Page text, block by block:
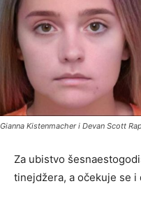
Gianna Kistenmacher i Devan Scott
Za ubistvo
tinejdžera, a očekuje se i